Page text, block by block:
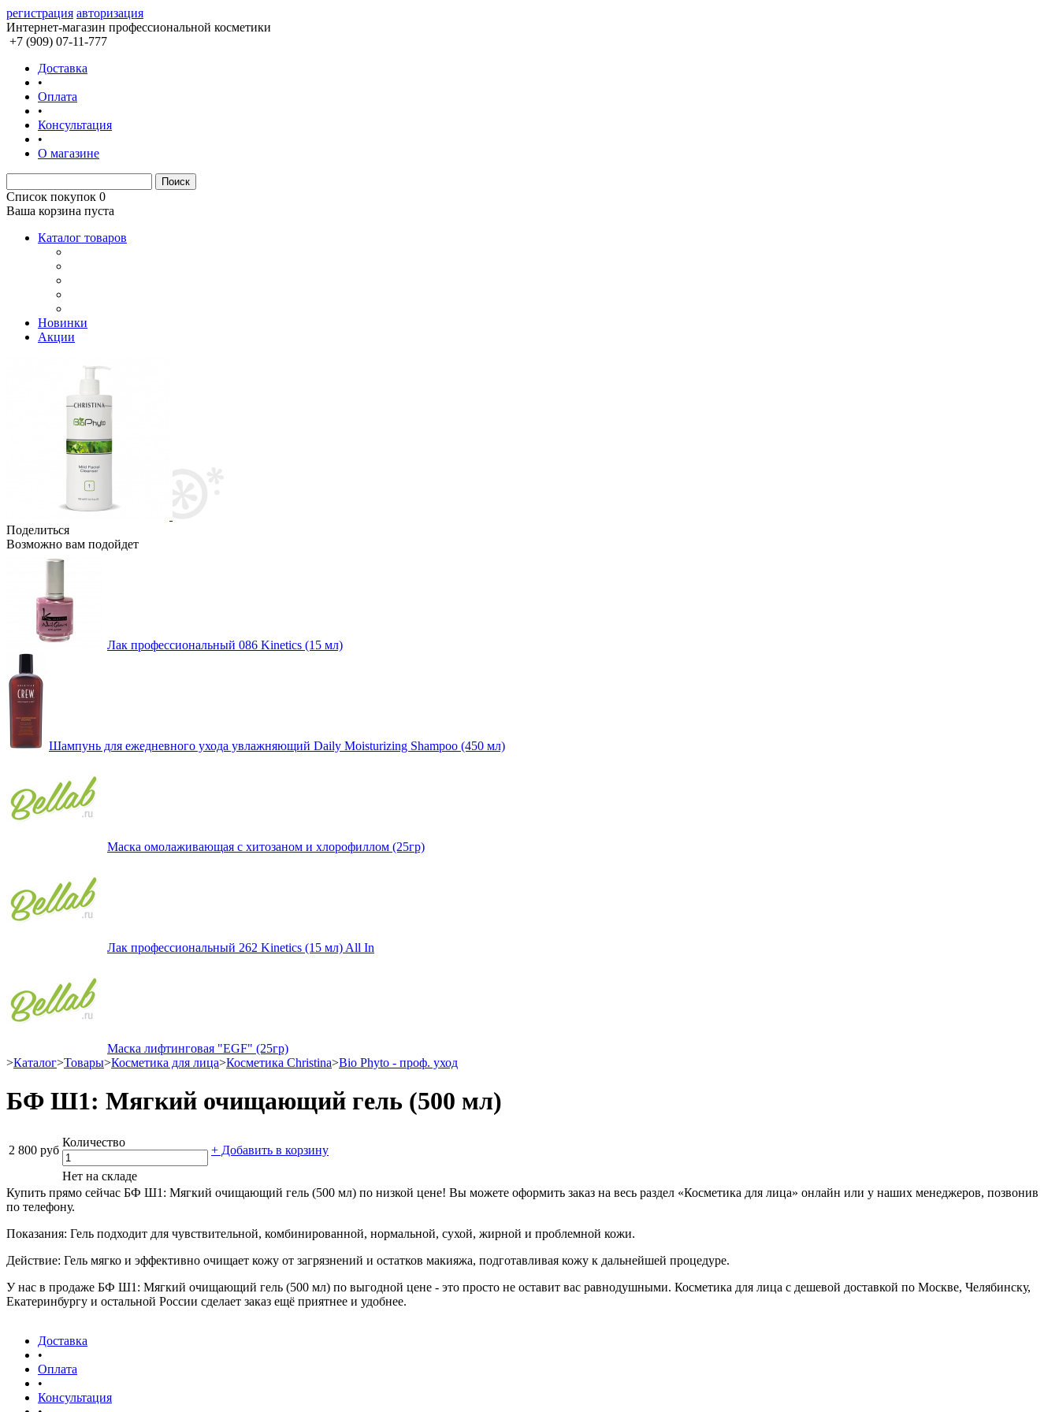
регистрация авторизация
Интернет-магазин профессиональной косметики
+7 (909) 07-11-777
Доставка
•
Оплата
•
Консультация
•
О магазине
Список покупок 0
Ваша корзина пуста
Каталог товаров
Новинки
Акции
Поделиться
Возможно вам подойдет
Лак профессиональный 086 Kinetics (15 мл)
Шампунь для ежедневного ухода увлажняющий Daily Moisturizing Shampoo (450 мл)
Маска омолаживающая с хитозаном и хлорофиллом (25гр)
Лак профессиональный 262 Kinetics (15 мл) All In
Маска лифтинговая "EGF" (25гр)
>Каталог>Товары>Косметика для лица>Косметика Christina>Bio Phyto - проф. уход
БФ Ш1: Мягкий очищающий гель (500 мл)
2 800 руб
Количество
+ Добавить в корзину
Нет на складе
Купить прямо сейчас БФ Ш1: Мягкий очищающий гель (500 мл) по низкой цене! Вы можете оформить заказ на весь раздел «Косметика для лица» онлайн или у наших менеджеров, позвонив
по телефону.
Показания: Гель подходит для чувствительной, комбинированной, нормальной, сухой, жирной и проблемной кожи.
Действие: Гель мягко и эффективно очищает кожу от загрязнений и остатков макияжа, подготавливая кожу к дальнейшей процедуре.
У нас в продаже БФ Ш1: Мягкий очищающий гель (500 мл) по выгодной цене - это просто не оставит вас равнодушными. Косметика для лица с дешевой доставкой по Москве, Челябинску,
Екатеринбургу и остальной России сделает заказ ещё приятнее и удобнее.
Доставка
•
Оплата
•
Консультация